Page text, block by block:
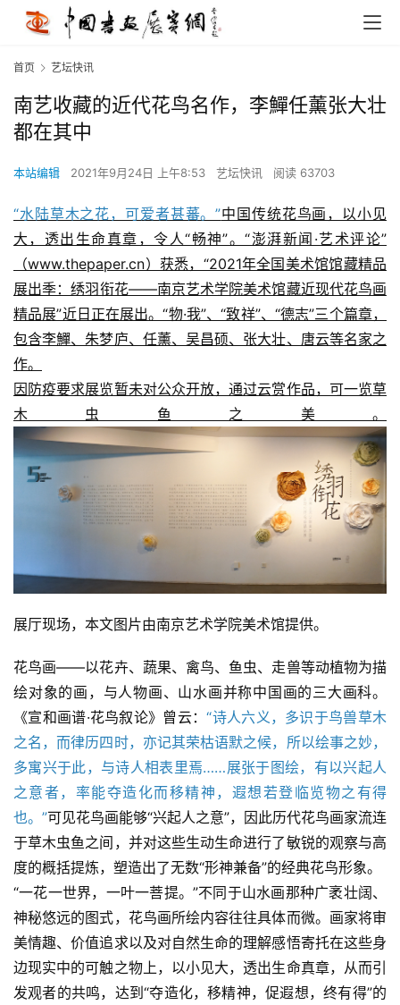
首页 艺坛快讯
南艺收藏的近代花鸟名作，李鱓任薰张大壮
都在其中
本站编辑 2021年9月24日 上午8:53 艺坛快讯 阅读 63703
“水陆草木之花，可爱者甚蕃。”中国传统花鸟画，以小见
大，透出生命真章，令人“畅神”。“澎湃新闻·艺术评论”
（www.thepaper.cn）获悉，“2021年全国美术馆馆藏精品
展出季：绣羽衔花——南京艺术学院美术馆藏近现代花鸟画
精品展”近日正在展出。“物·我”、“致祥”、“德志”三个篇章，
包含李鱓、朱梦庐、任薰、吴昌硕、张大壮、唐云等名家之
作。
因防疫要求展览暂未对公众开放，通过云赏作品，可一览草
木虫鱼之美。
展厅现场，本文图片由南京艺术学院美术馆提供。
花鸟画——以花卉、蔬果、禽鸟、鱼虫、走兽等动植物为描
绘对象的画，与人物画、山水画并称中国画的三大画科。
《宣和画谱·花鸟叙论》曾云：“诗人六义，多识于鸟兽草木
之名，而律历四时，亦记其荣枯语默之候，所以绘事之妙，
多寓兴于此，与诗人相表里焉……展张于图绘，有以兴起人
之意者，率能夺造化而移精神，遐想若登临览物之有得
也。”可见花鸟画能够“兴起人之意”，因此历代花鸟画家流连
于草木虫鱼之间，并对这些生动生命进行了敏锐的观察与高
度的概括提炼，塑造出了无数“形神兼备”的经典花鸟形象。
“一花一世界，一叶一菩提。”不同于山水画那种广袤壮阔、
神秘悠远的图式，花鸟画所绘内容往往具体而微。画家将审
美情趣、价值追求以及对自然生命的理解感悟寄托在这些身
边现实中的可触之物上，以小见大，透出生命真章，从而引
发观者的共鸣，达到“夺造化，移精神，促遐想，终有得”的